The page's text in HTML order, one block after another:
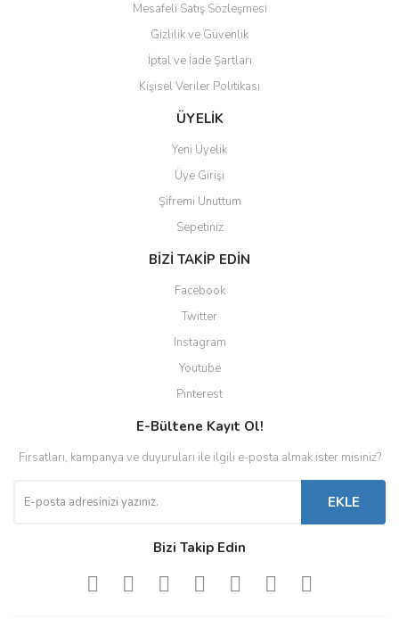
Gönder
Mesafeli Satış Sözleşmesi
Gizlilik ve Güvenlik
İptal ve İade Şartları
Kişisel Veriler Politikası
ÜYELİK
Yeni Üyelik
Üye Girişi
Şifremi Unuttum
Sepetiniz
BİZİ TAKİP EDİN
Facebook
Twitter
Instagram
Youtube
Pinterest
E-Bültene Kayıt Ol!
Fırsatları, kampanya ve duyuruları ile ilgili e-posta almak ister misiniz?
EKLE
Bizi Takip Edin